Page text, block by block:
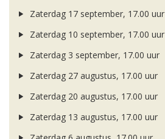
Zaterdag 17 september, 17.00 uur
Zaterdag 10 september, 17.00 uur
Zaterdag 3 september, 17.00 uur
Zaterdag 27 augustus, 17.00 uur
Zaterdag 20 augustus, 17.00 uur
Zaterdag 13 augustus, 17.00 uur